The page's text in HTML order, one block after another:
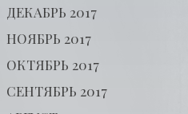
ДЕКАБРЬ 2017
НОЯБРЬ 2017
ОКТЯБРЬ 2017
СЕНТЯБРЬ 2017